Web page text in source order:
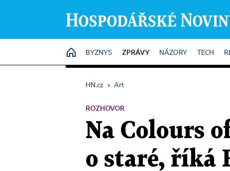
HOME
BYZNYS ZPRÁVY NÁZORY TECH
HN.cz › Art
ROZHOVOR
Na Colours
o staré, říká